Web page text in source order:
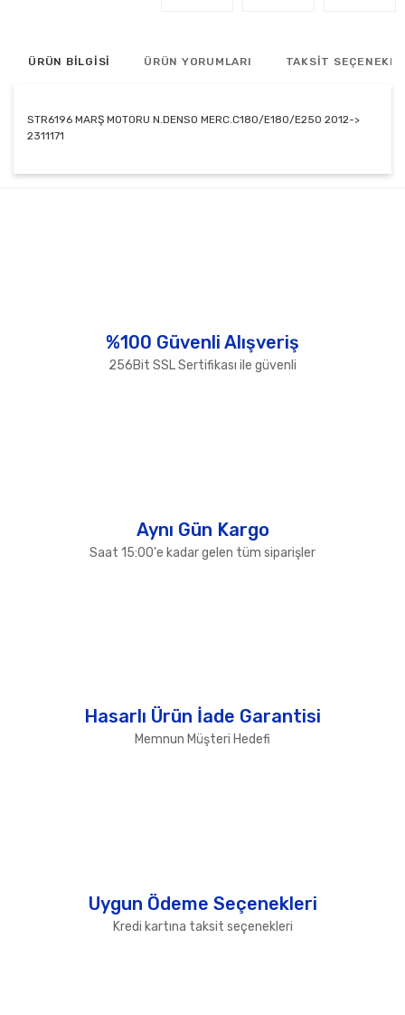
ÜRÜN BİLGİSİ ÜRÜN YORUMLARI TAKSİT
STR6196 MARŞ MOTORU N.DENSO MERC.C180/E180/E250 2012->
2311171
Ürün fiyatı diğer sitelerden daha pahalı.
%100 Güvenli Alışveriş
256Bit SSL Sertifikası ile güvenli
Aynı Gün Kargo
Saat 15:00'e kadar gelen tüm siparişler
Hasarlı Ürün İade Garantisi
Memnun Müşteri Hedefi
Uygun Ödeme Seçenekleri
Kredi kartına taksit seçenekleri